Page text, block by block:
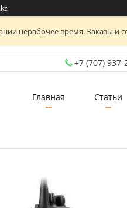
нерабочее время. Заказы и
+7 (707) 937-
Главная Статьи